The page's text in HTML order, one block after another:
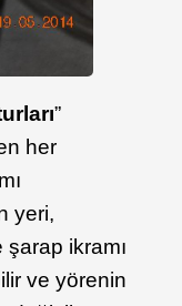
”
her
yeri,
şarap ikramı
ve yörenin